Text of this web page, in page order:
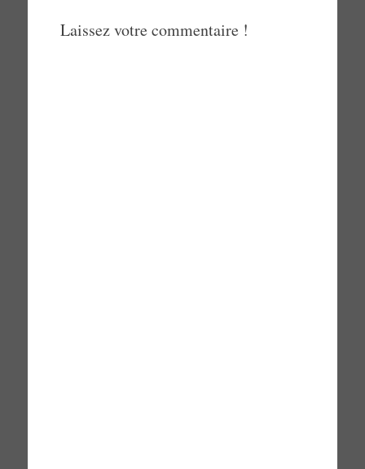
Laissez votre commentaire !